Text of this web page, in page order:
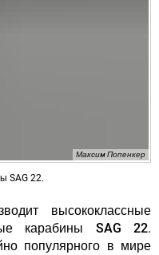
Максим Попенкер
SAG 22.
высококлассные
карабины SAG 22.
популярного в мире